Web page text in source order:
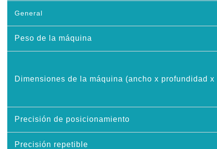
General
Peso de la máquina
Dimensiones de la máquina (ancho x profundidad x
Precisión de posicionamiento
Precisión repetible